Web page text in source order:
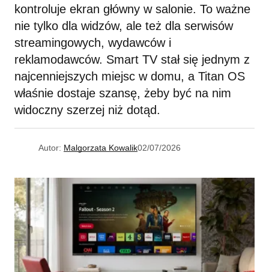
kontroluje ekran główny w salonie. To ważne
nie tylko dla widzów, ale też dla serwisów
streamingowych, wydawców i
reklamodawców. Smart TV stał się jednym z
najcenniejszych miejsc w domu, a Titan OS
właśnie dostaje szansę, żeby być na nim
widoczny szerzej niż dotąd.
Autor: Malgorzata Kowalik02/07/2026